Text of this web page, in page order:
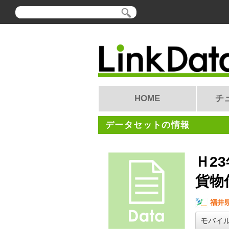
HOME チ
データセットの情報
Ｈ
貨物
福井
モバイ